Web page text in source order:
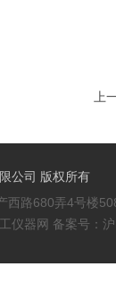
上
公司 版权所有
西路680弄4号楼
仪器网 备案号：